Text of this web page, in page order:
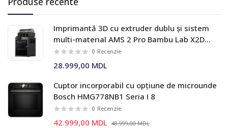
Imprimantă 3D cu extruder dublu și sistem
multi-material AMS 2 Pro Bambu Lab X2D
Combo
0 Recenzie
28.999,00 MDL
Cuptor incorporabil cu opțiune de microunde
Bosch HMG778NB1 Seria I 8
0 Recenzie
42.999,00 MDL 48.999,00 MDL